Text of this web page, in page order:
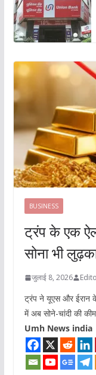
BUSINESS
ट्रंप के एक
सोना भी
जुलाई 8, 2026
ट्रंप ने यूएस और ईरान
में अब सोने-चांदी की
Umh News india